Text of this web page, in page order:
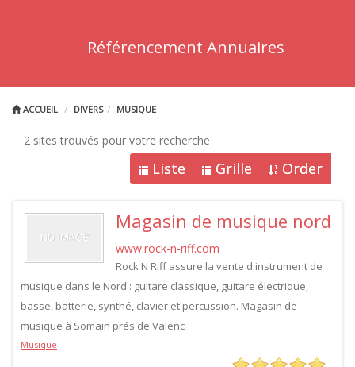
Référencement Annuaires
ACCUEIL DIVERS MUSIQUE
2 sites trouvés pour votre recherche
Liste Grille Order
Magasin de musique nord
www.rock-n-riff.com
Rock N Riff assure la vente d'instrument de
musique dans le Nord : guitare classique, guitare électrique,
basse, batterie, synthé, clavier et percussion. Magasin de
musique à Somain prés de Valenc
Musique